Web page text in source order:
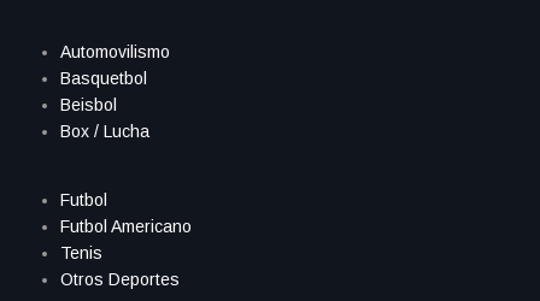
Automovilismo
Basquetbol
Beisbol
Box / Lucha
Futbol
Futbol Americano
Tenis
Otros Deportes